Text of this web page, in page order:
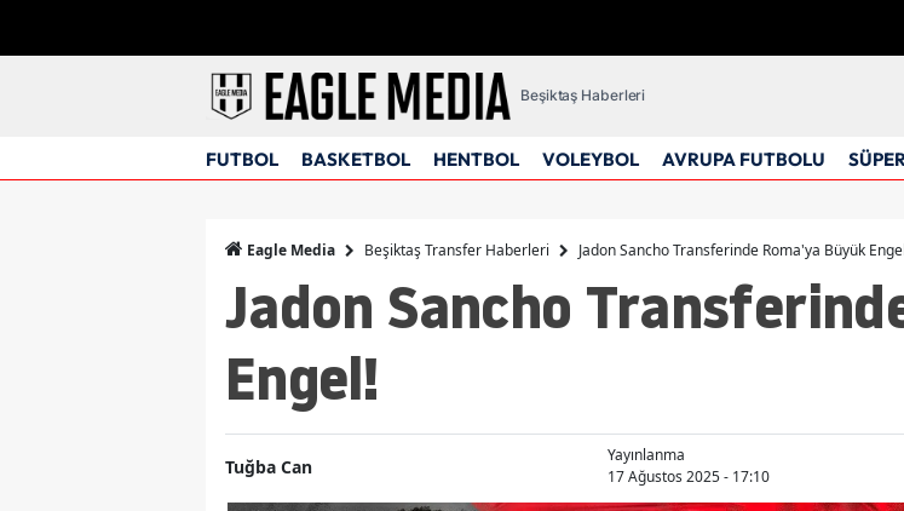
Beşiktaş Haberleri
FUTBOL BASKETBOL HENTBOL VOLEYBOL AVRUPA FUTBOLU
Eagle Media Beşiktaş Transfer Haberleri Jadon Sancho Transferinde Roma'ya Büyük
Jadon Sancho
Engel!
Tuğba Can
Yayınlanma
17 Ağustos 2025 - 17:10